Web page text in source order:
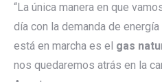
“La única manera en que
día con la demanda de
está en marcha es el gas
nos quedaremos atrás en la